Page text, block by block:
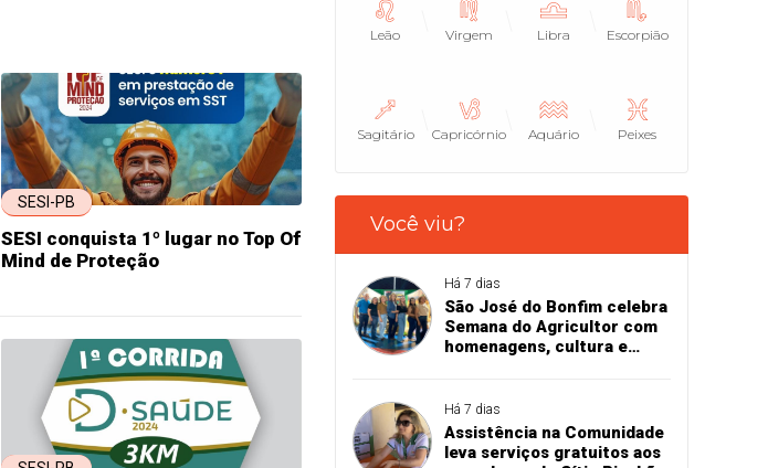
SESI-PB
SESI conquista 1º lugar no Top Of
Mind de Proteção
Leão Virgem Libra Escorpião
Sagitário Capricórnio Aquário Peixes
Você viu?
Há 7 dias
São José do Bonfim celebra
Semana do Agricultor com
homenagens, cultura e
Há 7 dias
Assistência na Comunidade
leva serviços gratuitos aos